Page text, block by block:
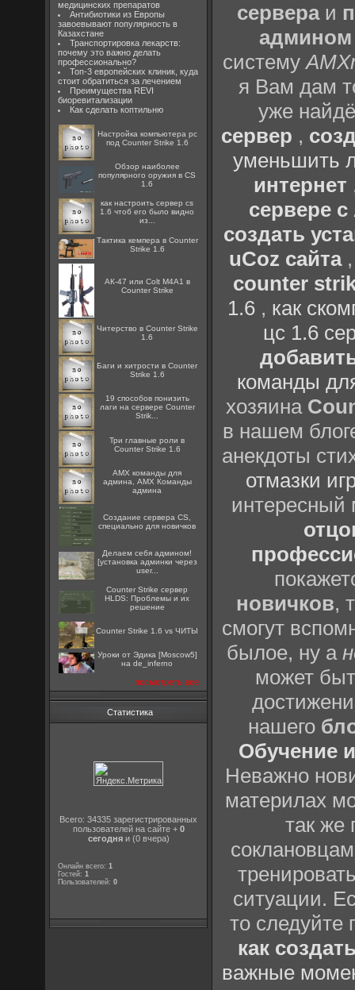
медицинских препаратов
Антибиотики из Европы
завоевывают популярность в
Казахстане
Транспортировка лекарств:
почему это важно делать
профессионально?
Топ-3 европейских клиник, куда
стоит обратиться за лечением
Преимущества REVI
биоревитализации
Как сделать коптильню
Настройка компьютера pc
под Counter Strike 1.6
Обзор наиболее
популярного оружия в CS
1.6
как настроить сервер cs
1.6 чтоб его было видно
из...
Тактика кемпера в Counter
Strike 1.6
АК-47 или Colt M4A1 в
Counter Strike
Читерство в Counter Strike
1.6
Баги и хитрости в Counter
Strike 1.6
19 способов понизить
лаги на сервере Counter
Strik...
Три главные роли в
Counter Strike 1.6
AMX команды для
админа, AMX Команды
админа
Создание сервера CS,
специально для новичков
Делаем себя админом!
[установка админки через
user...
Counter Strike сервер
HLDS: Проблемы и их
решение
Counter Strike 1.6 vs ЧИТЫ
Уроки от Эдика [Moscow5]
на de_inferno
посмотреть все
Статистика
Всего: 34335 зарегистрированных
пользователей на сайте + 0
сегодняи (0 вчера)
Онлайн всего:1
Гостей:1
Пользователей:0
сервераи
админом
систему
я Вам дам
уже
сервер ,
уменьшить
интернет
сервере
создать
uCoz сайта
counter
1.6, как
цс 1.6
команды
хозяина
в нашем
анекдоты
отмазки
интересный
новичков,
смогут
былое, ну а
может
нашего
Обучение
Неважно
материлах
так же
ситуации.
то
как
важные